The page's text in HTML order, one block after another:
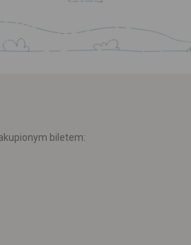
biletem: